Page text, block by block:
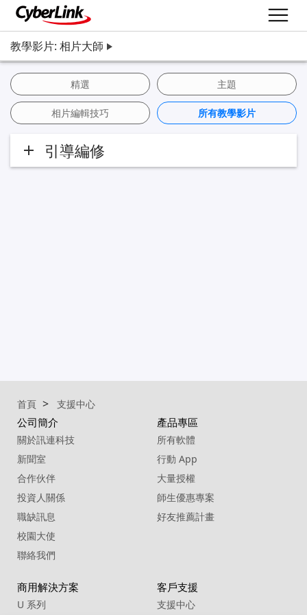
教學影片: 相片大師
精選 主題
相片編輯技巧 所有教學影片
引導編修
首頁 支援中心
公司簡介
關於訊連科技
新聞室
合作伙伴
投資人關係
職缺訊息
校園大使
聯絡我們
產品專區
所有軟體
行動 App
大量授權
師生優惠專案
好友推薦計畫
商用解決方案
U 系列
客戶支援
支援中心